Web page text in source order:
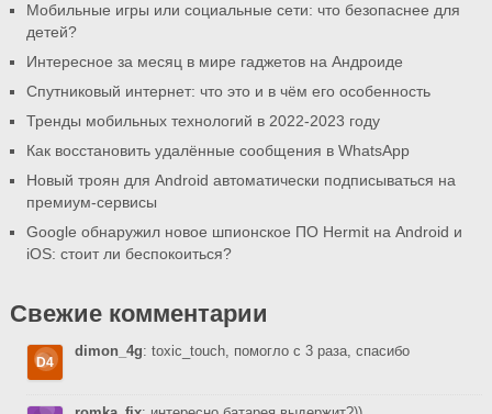
Мобильные игры или социальные сети: что безопаснее для
детей?
Интересное за месяц в мире гаджетов на Андроиде
Спутниковый интернет: что это и в чём его особенность
Тренды мобильных технологий в 2022-2023 году
Как восстановить удалённые сообщения в WhatsApp
Новый троян для Android автоматически подписываться на
премиум-сервисы
Google обнаружил новое шпионское ПО Hermit на Android и
iOS: стоит ли беспокоиться?
Свежие комментарии
dimon_4g: toxic_touch, помогло с 3 раза, спасибо